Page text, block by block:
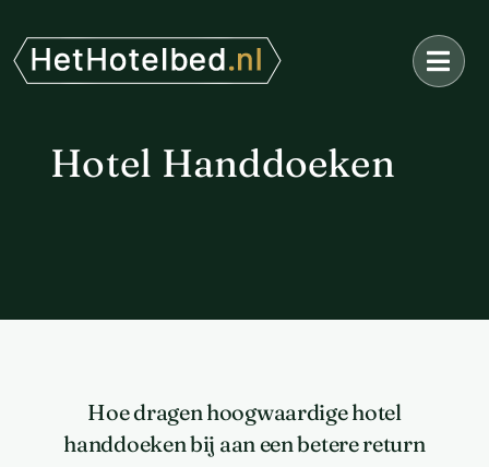
naar
inhoud
Hotel Handdoeken
Hoe dragen hoogwaardige hotel
handdoeken bij aan een betere return